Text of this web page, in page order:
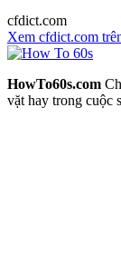
cfdict.com
Xem cfdict.com
HowTo60s.com
vặt hay trong cuộc